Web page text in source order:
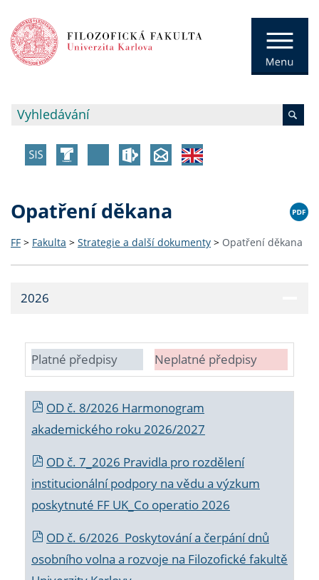
Opatření děkana
FF > Fakulta > Strategie a další dokumenty > Opatření děkana
2026
Platné předpisy Neplatné předpisy
OD č. 8/2026 Harmonogram
akademického roku 2026/2027
OD č. 7_2026 Pravidla pro rozdělení
institucionální podpory na vědu a výzkum
poskytnuté FF UK_Co operatio 2026
OD č. 6/2026 Poskytování a čerpání dnů
osobního volna a rozvoje na Filozofické fakultě